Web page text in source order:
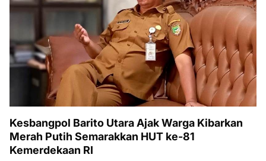
Kesbangpol Barito Utara Ajak Warga Kibarkan
Merah Putih Semarakkan HUT ke-81
Kemerdekaan RI